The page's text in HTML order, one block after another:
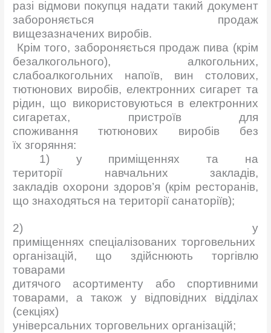
разі відмови покупця надати такий документ
забороняється продаж
вищезазначених виробів.
Крім того, забороняється продаж пива (крім
безалкогольного), алкогольних,
слабоалкогольних напоїв, вин столових,
тютюнових виробів, електронних сигарет та
рідин, що використовуються в електронних
сигаретах, пристроїв для
споживання тютюнових виробів без
їх згоряння:
1) у приміщеннях та на
території навчальних закладів,
закладів охорони здоров’я (крім ресторанів,
що знаходяться на території санаторіїв);
2) у
приміщеннях спеціалізованих торговельних
організацій, що здійснюють торгівлю
товарами
дитячого асортименту або спортивними
товарами, а також у відповідних відділах
(секціях)
універсальних торговельних організацій;